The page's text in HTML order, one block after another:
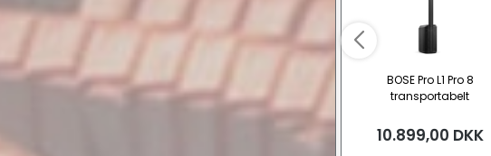
BOSE Pro L1 Pro 8
transportabelt
10.899,00 DKK